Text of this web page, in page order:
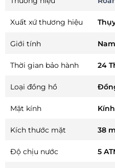
Xuất xứ thương hiệu
Giới tính Nam
Thời gian bảo hành 24
Loại đồng hồ
Mặt kính
Kích thước mặt 38
Độ chịu nước 5